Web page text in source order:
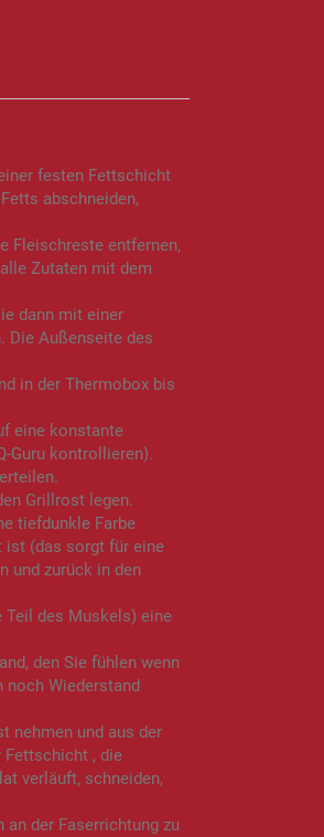
festen Fettschicht
abschneiden,
Fleischreste entfernen,
Zutaten mit dem
dann mit einer
Die Außenseite des
in der Thermobox bis
eine konstante
Guru kontrollieren).
Grillrost legen.
tiefdunkle Farbe
ist (das sorgt für eine
und zurück in den
Teil des Muskels) eine
den Sie fühlen wenn
Wiederstand
nehmen und aus der
, die
verläuft, schneiden,
der Faserrichtung zu